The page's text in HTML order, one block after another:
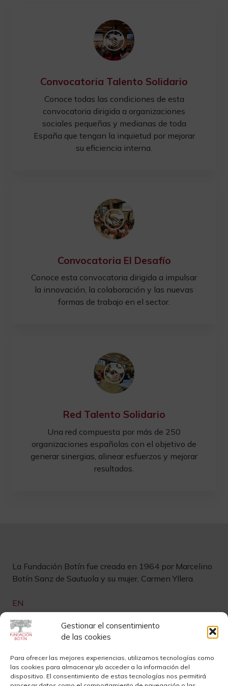
Gestionar el consentimiento
de las cookies
Para ofrecer las mejores experiencias, utilizamos tecnologías como
las cookies para almacenar y/o acceder a la información del
dispositivo. El consentimiento de estas tecnologías nos permitirá
Convocatoria Talento Solidario
Conoce todas las condiciones de esta
convocatoria dirigida a organizaciones
sociales pequeñas y medianas de toda
España que tengan la inquietud por mejorar
su eficiencia interna.
Convocatoria El Desafío
Conoce esta convocatoria dirigida a impulsar
la innovación, la colaboración y las nuevas
formas de trabajo en el sector.
Red Talento Solidario
Una red compuesta por más de 250
organizaciones españolas con el objetivo de
generar sinergias, alinear esfuerzos y mejorar
resultados.
La Fundación Botín fue creada en 1964 por Marcelino
Botín Sanz de Sautuola y su mujer, Carmen Yllera.
EN
Links de interés
Contacto
Instagram